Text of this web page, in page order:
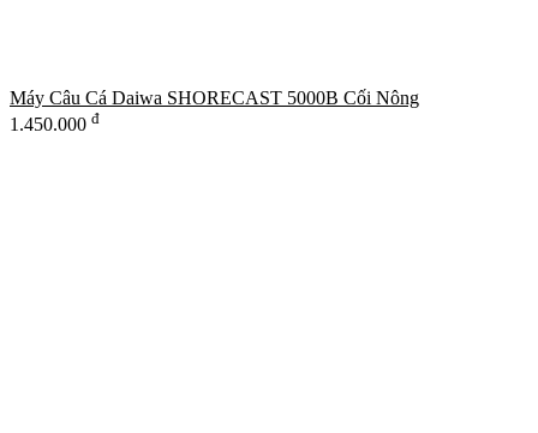
Máy Câu Cá Daiwa SHORECAST 5000B Cối Nông
1.450.000 đ